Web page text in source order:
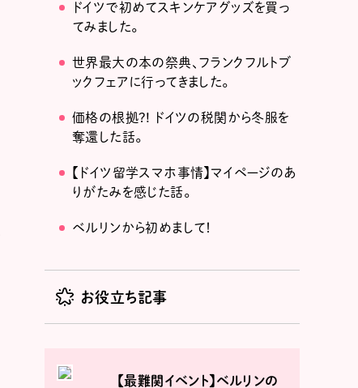
ドイツで初めてスキンケアグッズを買っ
てみました。
世界最大の本の祭典、フランクフルトブ
ックフェアに行ってきました。
価格の根拠?! ドイツの税関から冬服を
奪還した話。
【ドイツ留学スマホ事情】マイページのあ
りがたみを感じた話。
ベルリンから初めまして！
お役立ち記事
【最難関イベント】ベルリンの